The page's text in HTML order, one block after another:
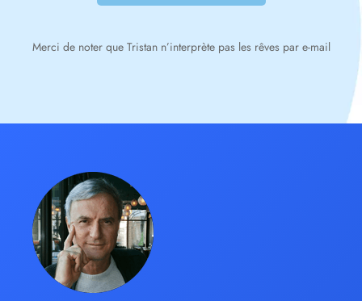
Merci de noter que Tristan n’interprète pas les rêves par e-mail